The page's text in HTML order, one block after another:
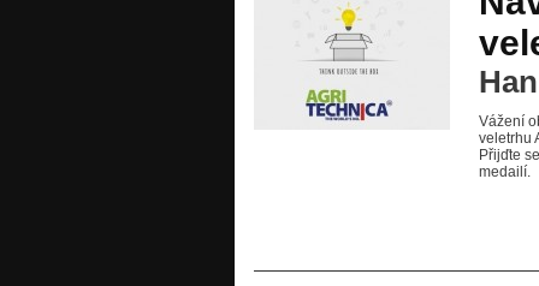
Vážení
veletrhu
Přijďte
medailí.